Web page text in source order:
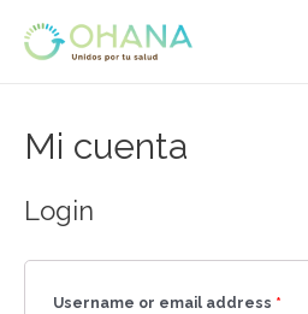
Mi cuenta
Login
Username or email address *